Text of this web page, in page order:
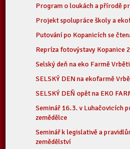
Program o loukách a přírodě
Projekt spolupráce školy a
Putování po Kopanicích se
Repríza fotovýstavy Kopanice
Selský deň na eko Farmě
SELSKÝ DEN na ekofarmě
SELSKÝ DEŇ opět na EKO
Seminář 16.3. v Luhačovicích
zemědělce
Seminář k legislativě a
zemědělství